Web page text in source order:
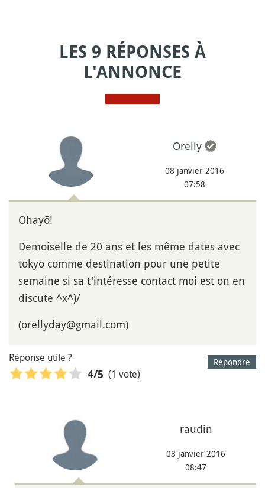
LES 9 RÉPONSES À
L'ANNONCE
Orelly
08 janvier 2016
07:58
Ohayõ!
Demoiselle de 20 ans et les même dates avec
tokyo comme destination pour une petite
semaine si sa t'intéresse contact moi est on en
discute ^x^)/
(orellyday@gmail.com)
Répondre
Réponse utile ?
4/5 (1 vote)
raudin
08 janvier 2016
08:47